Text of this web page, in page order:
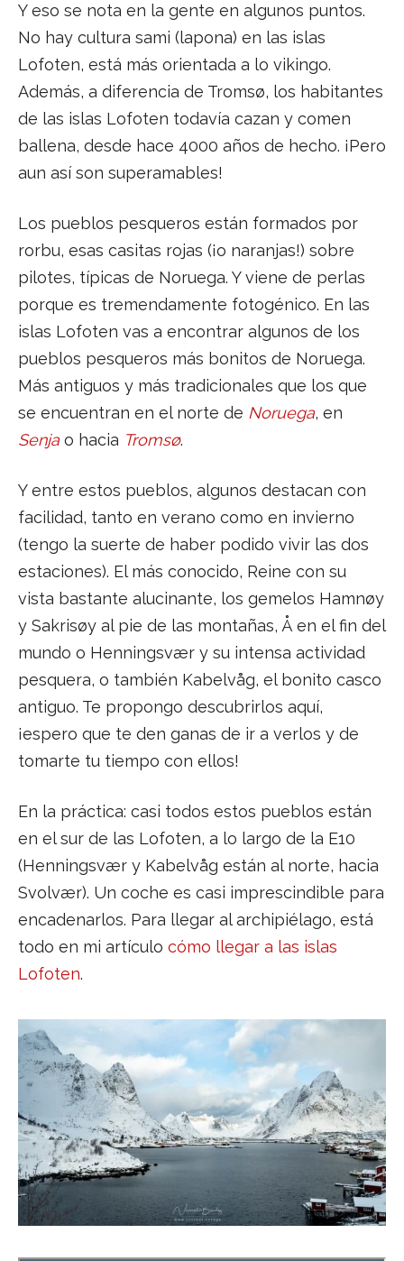
Y eso se nota en la gente en algunos puntos.
No hay cultura sami (lapona) en las islas
Lofoten, está más orientada a lo vikingo.
Además, a diferencia de Tromsø, los habitantes
de las islas Lofoten todavía cazan y comen
ballena, desde hace 4000 años de hecho. ¡Pero
aun así son superamables!
Los pueblos pesqueros están formados por
rorbu, esas casitas rojas (¡o naranjas!) sobre
pilotes, típicas de Noruega. Y viene de perlas
porque es tremendamente fotogénico. En las
islas Lofoten vas a encontrar algunos de los
pueblos pesqueros más bonitos de Noruega.
Más antiguos y más tradicionales que los que
se encuentran en el norte de Noruega, en
Senja o hacia Tromsø.
Y entre estos pueblos, algunos destacan con
facilidad, tanto en verano como en invierno
(tengo la suerte de haber podido vivir las dos
estaciones). El más conocido, Reine con su
vista bastante alucinante, los gemelos Hamnøy
y Sakrisøy al pie de las montañas, Å en el fin del
mundo o Henningsvær y su intensa actividad
pesquera, o también Kabelvåg, el bonito casco
antiguo. Te propongo descubrirlos aquí,
¡espero que te den ganas de ir a verlos y de
tomarte tu tiempo con ellos!
En la práctica: casi todos estos pueblos están
en el sur de las Lofoten, a lo largo de la E10
(Henningsvær y Kabelvåg están al norte, hacia
Svolvær). Un coche es casi imprescindible para
encadenarlos. Para llegar al archipiélago, está
todo en mi artículo cómo llegar a las islas
Lofoten.